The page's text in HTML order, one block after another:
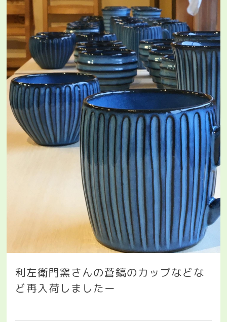
利左衛門窯さんの蒼鎬のカップなどな
ど再入荷しましたー